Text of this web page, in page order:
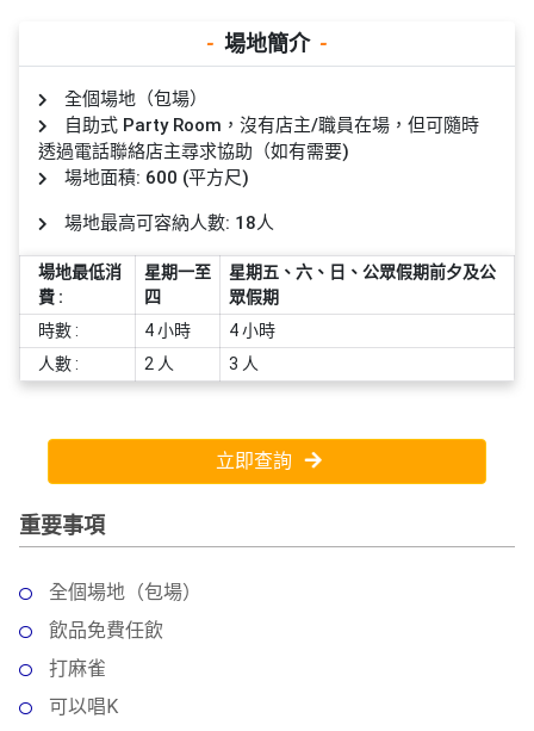
會
美
食
特
色
蛋
糕
花
束
花
藝
品
訂
禮
物
y
朋
聚
會
慶
祝
生
日
拍
企
業
司
活
動
活
動
略
會
員
需
知
件
間
器
情
侶
心
聯
關
- 場地簡介 -
全個場地（包場）
自助式 Party Room，沒有店主/職員在場，但可隨時
透過電話聯絡店主尋求協助（如有需要)
場地面積: 600 (平方尺)
場地最高可容納人數: 18人
場地最低消
費 :
星期一至
四
星期五、六、日、公眾假期前夕及公
眾假期
時數 :
4 小時
4 小時
人數 :
2 人 3 人
立即查詢
重要事項
全個場地（包場）
飲品免費任飲
打麻雀
可以唱K